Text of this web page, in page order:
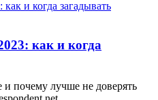
как и когда
и почему лучше не доверять